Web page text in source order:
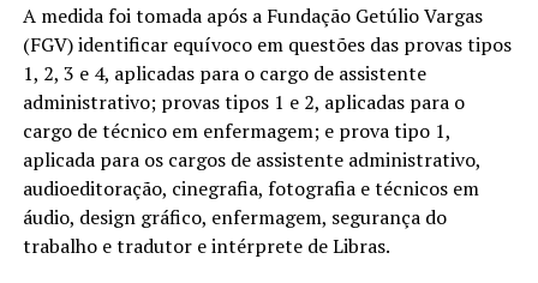
A medida foi tomada após a Fundação Getúlio Vargas
(FGV) identificar equívoco em questões das provas tipos
1, 2, 3 e 4, aplicadas para o cargo de assistente
administrativo; provas tipos 1 e 2, aplicadas para o
cargo de técnico em enfermagem; e prova tipo 1,
aplicada para os cargos de assistente administrativo,
audioeditoração, cinegrafia, fotografia e técnicos em
áudio, design gráfico, enfermagem, segurança do
trabalho e tradutor e intérprete de Libras.